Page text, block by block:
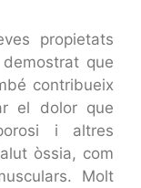
propietats
que
contribueix
el dolor que
i altres
òssia, com
Molt